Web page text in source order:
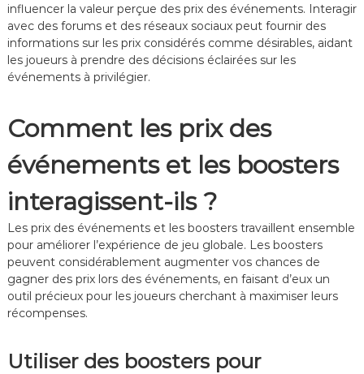
influencer la valeur perçue des prix des événements. Interagir
avec des forums et des réseaux sociaux peut fournir des
informations sur les prix considérés comme désirables, aidant
les joueurs à prendre des décisions éclairées sur les
événements à privilégier.
Comment les prix des
événements et les boosters
interagissent-ils ?
Les prix des événements et les boosters travaillent ensemble
pour améliorer l’expérience de jeu globale. Les boosters
peuvent considérablement augmenter vos chances de
gagner des prix lors des événements, en faisant d’eux un
outil précieux pour les joueurs cherchant à maximiser leurs
récompenses.
Utiliser des boosters pour